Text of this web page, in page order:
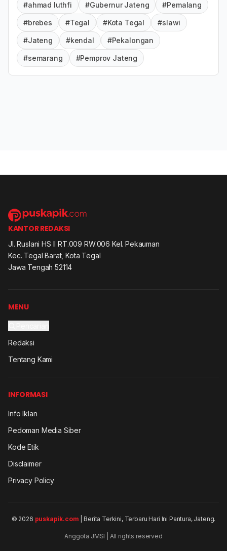
#ahmad luthfi #Gubernur Jateng #Pemalang
#brebes #Tegal #Kota Tegal #slawi
#Jateng #kendal #Pekalongan
#semarang #Pemprov Jateng
KANTOR REDAKSI
Jl. Ruslani HS II RT.009 RW.006 Kel. Pekauman
Kec. Tegal Barat, Kota Tegal
Jawa Tengah 52114
MENU
Redaksi
Tentang Kami
INFORMASI
Info Iklan
Pedoman Media Siber
Kode Etik
Disclaimer
Privacy Policy
© 2026 puskapik.com | Berita Terkini, Terbaru Hari Ini Pantura, Jateng.
Anggota JMSI | All rights reserved